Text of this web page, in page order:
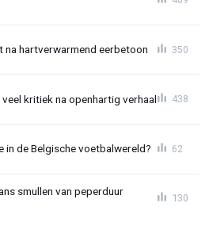
na hartverwarmend eerbetoon 350
kritiek na openhartig verhaal 438
in de Belgische voetbalwereld? 62
smullen van peperduur
130